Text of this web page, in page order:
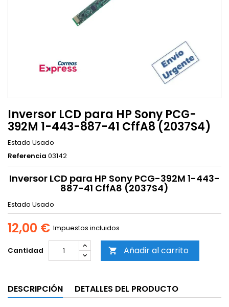
Inversor LCD para HP Sony PCG-
392M 1-443-887-41 CffA8 (2037S4)
Estado Usado
Referencia 03142
Inversor LCD para HP Sony PCG-392M 1-443-
887-41 CffA8 (2037S4)
Estado Usado
12,00 € Impuestos incluidos
Cantidad  Añadir al carrito
DESCRIPCIÓN DETALLES DEL PRODUCTO